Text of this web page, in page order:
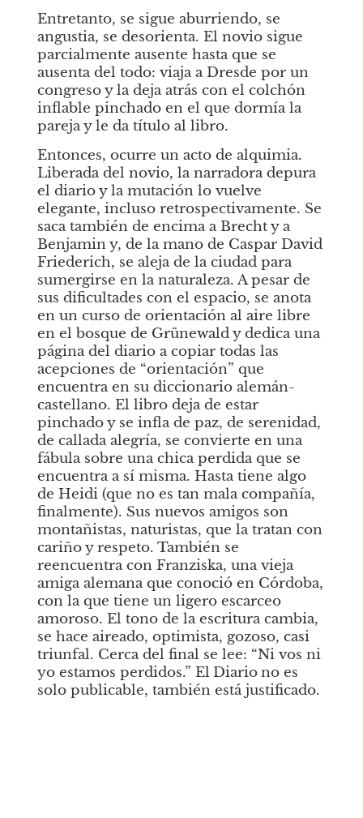
Entretanto, se sigue aburriendo, se
angustia, se desorienta. El novio sigue
parcialmente ausente hasta que se
ausenta del todo: viaja a Dresde por un
congreso y la deja atrás con el colchón
inflable pinchado en el que dormía la
pareja y le da título al libro.
Entonces, ocurre un acto de alquimia.
Liberada del novio, la narradora depura
el diario y la mutación lo vuelve
elegante, incluso retrospectivamente. Se
saca también de encima a Brecht y a
Benjamin y, de la mano de Caspar David
Friederich, se aleja de la ciudad para
sumergirse en la naturaleza. A pesar de
sus dificultades con el espacio, se anota
en un curso de orientación al aire libre
en el bosque de Grünewald y dedica una
página del diario a copiar todas las
acepciones de “orientación” que
encuentra en su diccionario alemán-
castellano. El libro deja de estar
pinchado y se infla de paz, de serenidad,
de callada alegría, se convierte en una
fábula sobre una chica perdida que se
encuentra a sí misma. Hasta tiene algo
de Heidi (que no es tan mala compañía,
finalmente). Sus nuevos amigos son
montañistas, naturistas, que la tratan con
cariño y respeto. También se
reencuentra con Franziska, una vieja
amiga alemana que conoció en Córdoba,
con la que tiene un ligero escarceo
amoroso. El tono de la escritura cambia,
se hace aireado, optimista, gozoso, casi
triunfal. Cerca del final se lee: “Ni vos ni
yo estamos perdidos.” El Diario no es
solo publicable, también está justificado.